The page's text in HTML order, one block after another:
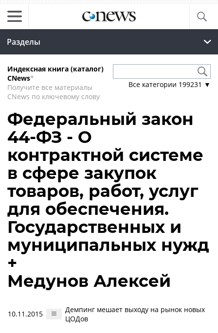
Разделы
Индексная книга (каталог)
CNews*
Получите все материалы
CNews по ключевому слову
Все категории 199231 ▼
Федеральный закон
44-ФЗ - О
контрактной системе
в сфере закупок
товаров, работ, услуг
для обеспечения.
Государственных и
муниципальных нужд
+
Медунов Алексей
10.11.2015
Демпинг мешает выходу на рынок новых
ЦОДов